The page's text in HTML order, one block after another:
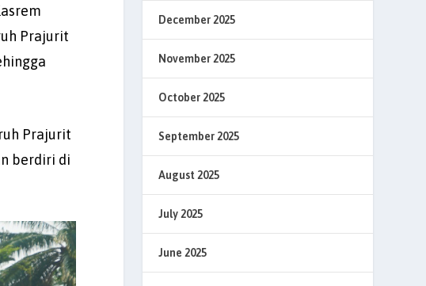
Prajurit
Prajurit
berdiri di
December 2025
November 2025
October 2025
September 2025
August 2025
July 2025
June 2025